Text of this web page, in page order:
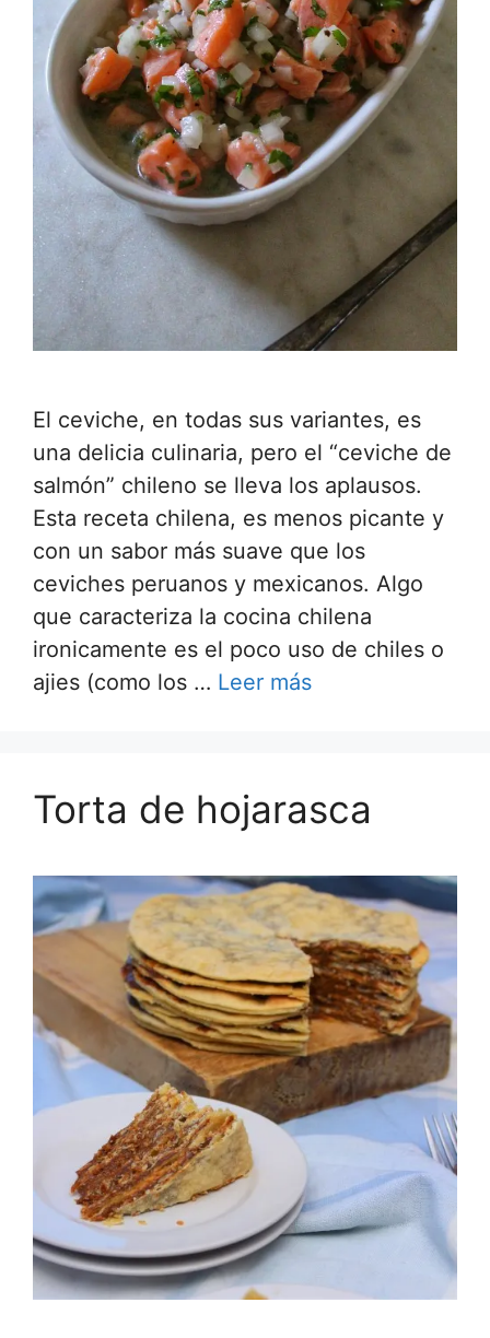
El ceviche, en todas sus variantes, es
una delicia culinaria, pero el “ceviche de
salmón” chileno se lleva los aplausos.
Esta receta chilena, es menos picante y
con un sabor más suave que los
ceviches peruanos y mexicanos. Algo
que caracteriza la cocina chilena
ironicamente es el poco uso de chiles o
ajies (como los … Leer más
Torta de hojarasca